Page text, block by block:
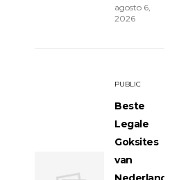
agosto 6,
2026
PUBLIC
Beste
Legale
Goksites
van